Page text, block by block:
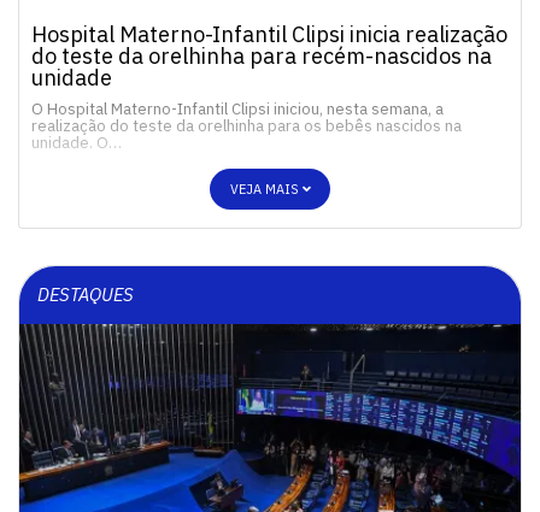
Hospital Materno-Infantil Clipsi inicia realização
do teste da orelhinha para recém-nascidos na
unidade
O Hospital Materno-Infantil Clipsi iniciou, nesta semana, a
realização do teste da orelhinha para os bebês nascidos na
unidade. O…
VEJA MAIS
DESTAQUES